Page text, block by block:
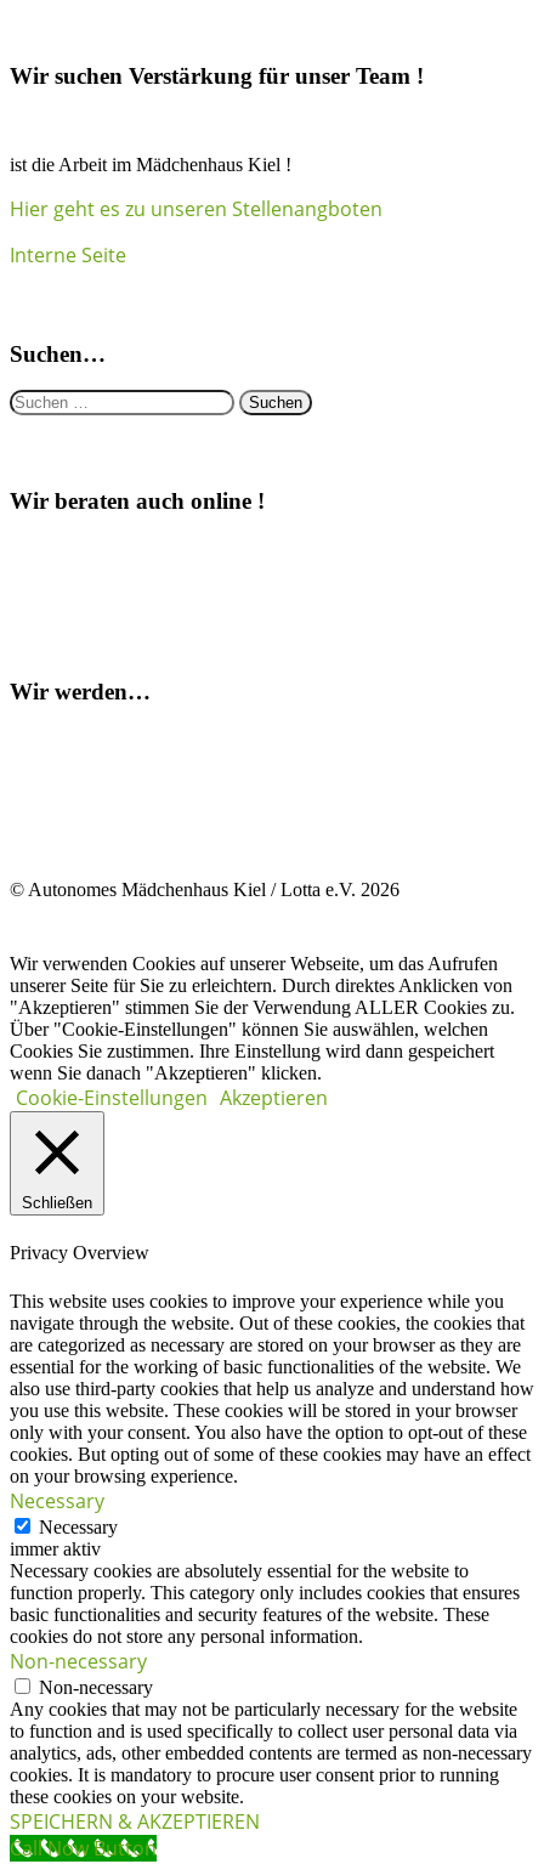
Wir suchen Verstärkung für unser Team !
ist die Arbeit im Mädchenhaus Kiel !
Hier geht es zu unseren Stellenangboten
Interne Seite
Suchen…
Suchen
nach:
Wir beraten auch online !
Wir werden…
© Autonomes Mädchenhaus Kiel / Lotta e.V. 2026
Wir verwenden Cookies auf unserer Webseite, um das Aufrufen
unserer Seite für Sie zu erleichtern. Durch direktes Anklicken von
"Akzeptieren" stimmen Sie der Verwendung ALLER Cookies zu.
Über "Cookie-Einstellungen" können Sie auswählen, welchen
Cookies Sie zustimmen. Ihre Einstellung wird dann gespeichert
wenn Sie danach "Akzeptieren" klicken.
Cookie-Einstellungen Akzeptieren
Schließen
Privacy Overview
This website uses cookies to improve your experience while you
navigate through the website. Out of these cookies, the cookies that
are categorized as necessary are stored on your browser as they are
essential for the working of basic functionalities of the website. We
also use third-party cookies that help us analyze and understand how
you use this website. These cookies will be stored in your browser
only with your consent. You also have the option to opt-out of these
cookies. But opting out of some of these cookies may have an effect
on your browsing experience.
Necessary
Necessary
immer aktiv
Necessary cookies are absolutely essential for the website to
function properly. This category only includes cookies that ensures
basic functionalities and security features of the website. These
cookies do not store any personal information.
Non-necessary
Non-necessary
Any cookies that may not be particularly necessary for the website
to function and is used specifically to collect user personal data via
analytics, ads, other embedded contents are termed as non-necessary
cookies. It is mandatory to procure user consent prior to running
these cookies on your website.
SPEICHERN & AKZEPTIEREN
Call Now Button